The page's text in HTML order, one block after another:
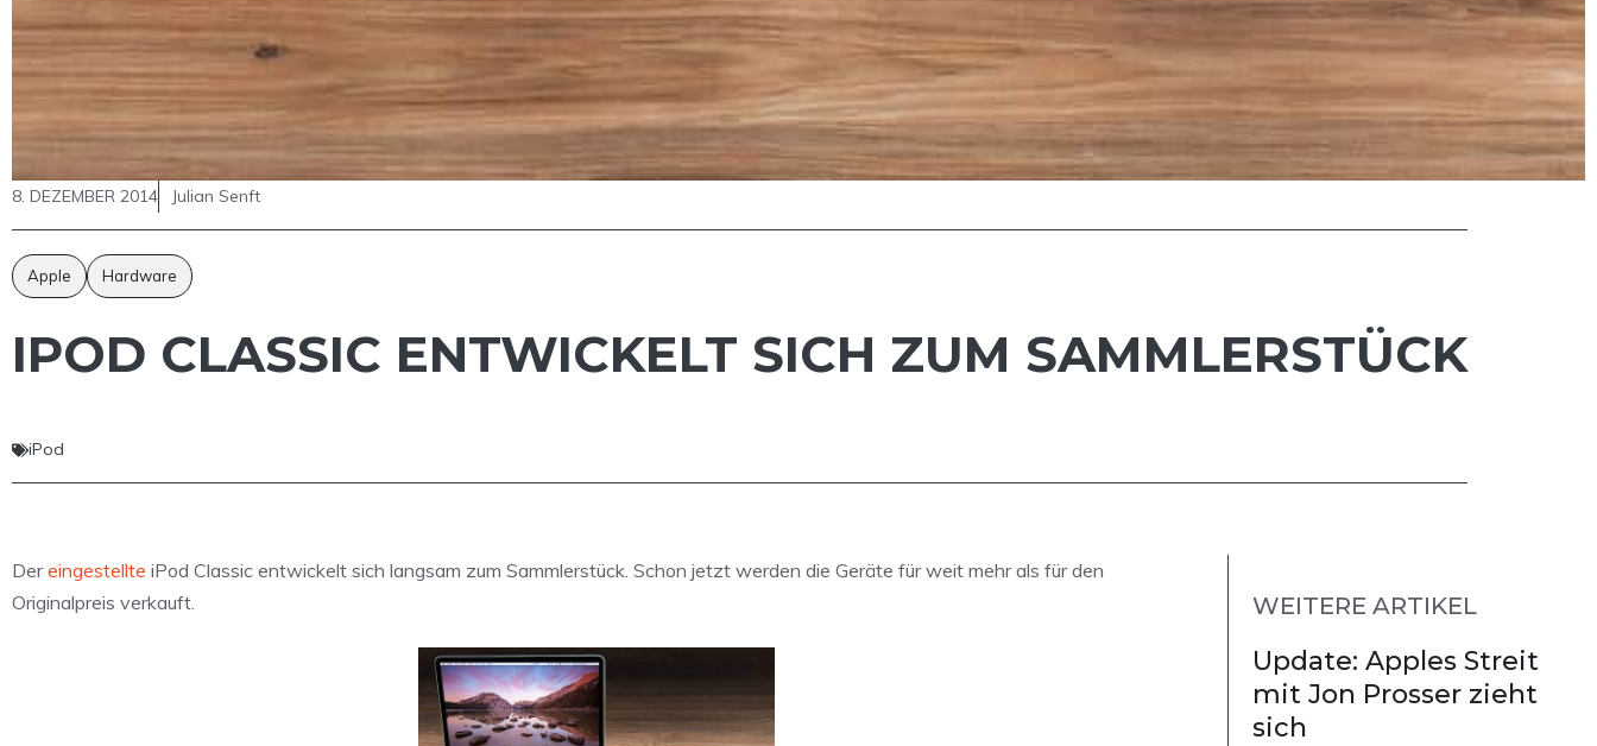
8. DEZEMBER 2014 Julian Senft
Apple Hardware
IPOD CLASSIC ENTWICKELT SICH ZUM SAMMLERSTÜCK
iPod
Dereingestellte iPod Classic entwickelt sich langsam zum Sammlerstück. Schon jetzt werden die Geräte für weit mehr als für den
Originalpreis verkauft.
WEITERE ARTIKEL
Update: Apples Streit
mit Jon Prosser zieht
sich